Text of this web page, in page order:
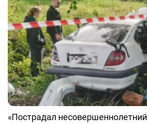
«Пострадал несовершеннолетний